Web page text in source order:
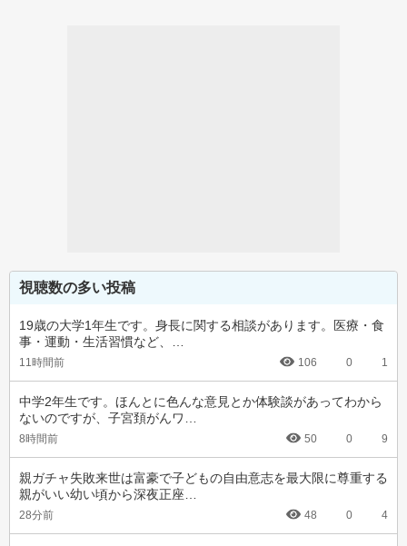
視聴数の多い投稿
19歳の大学1年生です。身長に関する相談があります。医療・食
事・運動・生活習慣など、…
11時間前 106 0 1
中学2年生です。ほんとに色んな意見とか体験談があってわから
ないのですが、子宮頚がんワ…
8時間前 50 0 9
親ガチャ失敗来世は富豪で子どもの自由意志を最大限に尊重する
親がいい幼い頃から深夜正座…
28分前 48 0 4